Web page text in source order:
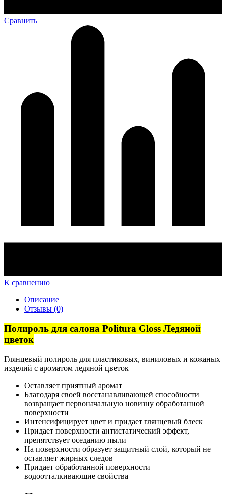
Сравнить
К сравнению
Описание
Отзывы (0)
Полироль для салона Politura Gloss Ледяной
цветок
Глянцевый полироль для пластиковых, виниловых и кожаных
изделий с ароматом ледяной цветок
Оставляет приятный аромат
Благодаря своей восстанавливающей способности
возвращает первоначальную новизну обработанной
поверхности
Интенсифицирует цвет и придает глянцевый блеск
Придает поверхности антистатический эффект,
препятствует оседанию пыли
На поверхности образует защитный слой, который не
оставляет жирных следов
Придает обработанной поверхности
водоотталкивающие свойства